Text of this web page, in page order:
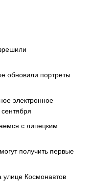
обновили портреты
электронное
с липецким
получить первые
улице Космонавтов